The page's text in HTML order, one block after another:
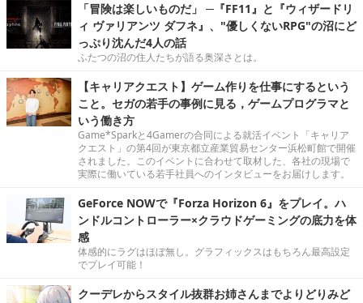
「冒険は楽しいものだ」 ─『FF11』と『ウィザードリ
ィ ヴァリアンツ ダフネ』、"優しくないRPG"の沼にど
っぷり沈んだ4人の話
ふたつの沼の住人たちが語る奥深さとは。
【キャリアクエスト】ゲーム作りを仕事にするという
こと。セガの若手の事例に見る，ゲームプログラマと
いう働き方
Game*Sparkと4Gamerの合同による就活イベント「キャリア
クエスト」の第4回が東京都立産業貿易センター浜松町館で開催
されました。このイベントに合わせて取材した、各社の現場で
実際に働いている若手社員へのインタビューをお届けします。
GeForce NOWで『Forza Horizon 6』をプレイ。ハ
ンドルコントローラー×クラウドゲーミングの底力を体
感
体感的にラグはほぼ無し。グラフィックスはもちろん最高設定
でプレイ可能！
クーデレからスタイル抜群お姉さんまでよりどりみど